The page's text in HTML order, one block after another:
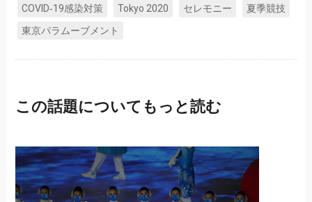
COVID‑19感染対策 Tokyo 2020 セレモニー
夏季競技
東京パラムーブメント
この話題についてもっと読む